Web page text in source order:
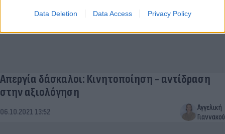
Data Deletion Data Access Privacy Policy
Απεργία δάσκαλοι: Κινητοποίηση - αντίδραση
στην αξιολόγηση
06.10.2021 13:52
Αγγελική
Γιαννακού